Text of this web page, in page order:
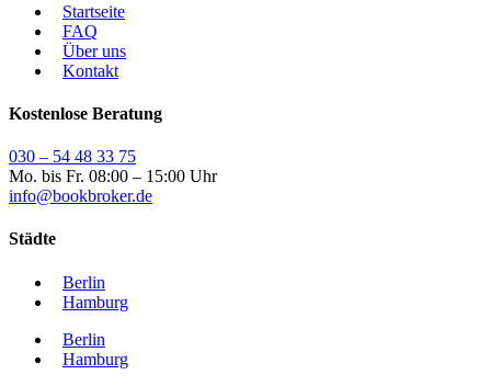
Startseite
FAQ
Über uns
Kontakt
Kostenlose Beratung
030 – 54 48 33 75
Mo. bis Fr. 08:00 – 15:00 Uhr
info@bookbroker.de
Städte
Berlin
Hamburg
Berlin
Hamburg